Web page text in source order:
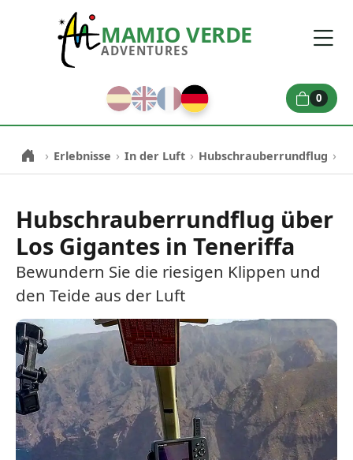
MAMIO VERDE
ADVENTURES
0
› Erlebnisse › In der Luft › Hubschrauberrundflug ›
Hubschrauberrundflug über
Los Gigantes in Teneriffa
Bewundern Sie die riesigen Klippen und
den Teide aus der Luft